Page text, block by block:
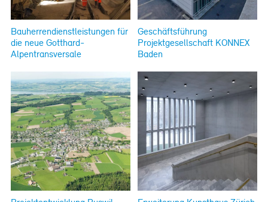
Bauherrendienstleistungen für
die neue Gotthard-
Alpentransversale
Geschäftsführung
Projektgesellschaft KONNEX
Baden